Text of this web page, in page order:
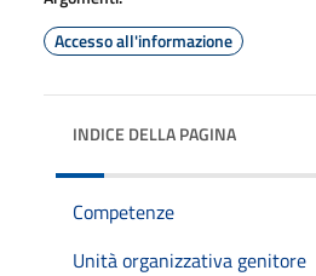
Accesso all'informazione
INDICE DELLA PAGINA
Competenze
Unità organizzativa genitore